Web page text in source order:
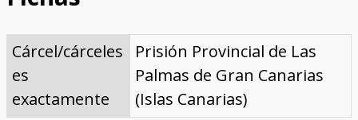
Directorio A-Z
Provincias de nacimiento
Profesión
Cárceles
Condenados a muerte
Condenados a muerte (con busca
Ejecutados
El proyecto
Razones y objetivos
El equipo
Colaboradores
Fuentes documentales
Cárcel/cárceles
es
exactamente
Prisión Provincial de Las
Palmas de Gran Canarias
(Islas Canarias)